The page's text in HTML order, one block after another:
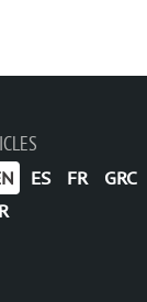
ES FR
GRC